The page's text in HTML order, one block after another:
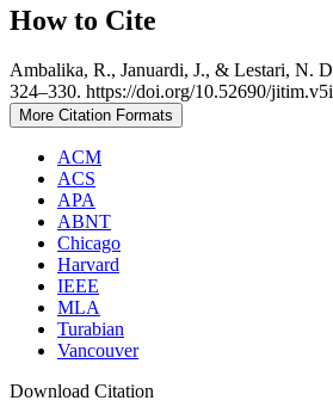
How to Cite
Ambalika, R., Januardi, J., & Lestari, N.
324–330. https://doi.org/10.52690/
More Citation Formats
ACM
ACS
APA
ABNT
Chicago
Harvard
IEEE
MLA
Turabian
Vancouver
Download Citation